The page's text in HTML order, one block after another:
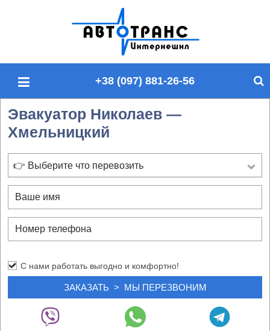
п
т
+38 (097) 881-26-56
Эвакуатор Николаев —
Хмельницкий
👉 Выберите что перевозить
С нами работать выгодно и комфортно!